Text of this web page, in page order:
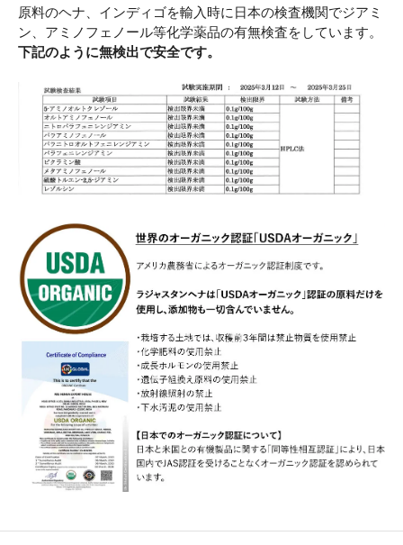
原料のヘナ、インディゴを輸入時に日本の検査機関でジアミ
ン、アミノフェノール等化学薬品の有無検査をしています。
下記のように無検出で安全です。